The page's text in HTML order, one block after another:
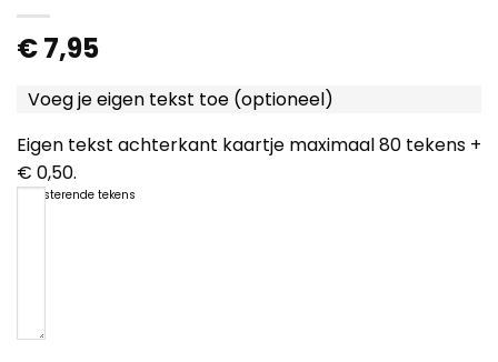
€7,95
Voeg je eigen tekst toe (optioneel)
Eigen tekst achterkant kaartje maximaal 80 tekens +
€ 0,50.
resterende tekens